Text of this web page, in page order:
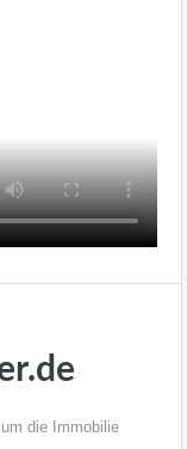
die Immobilie